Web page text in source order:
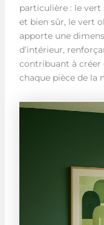
particulière : le vert
et bien sûr, le vert
apporte une
d’intérieur,
contribuant à créer
chaque pièce de la